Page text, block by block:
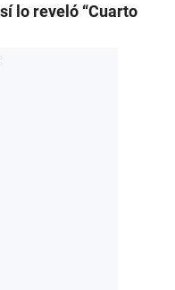
lo reveló “Cuarto